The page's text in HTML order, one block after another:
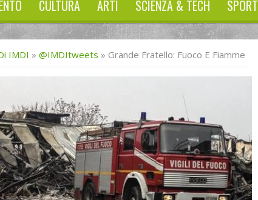
CULTURA ARTI SCIENZA & TECH SPORT
IMDI » @IMDItweets » Grande Fratello: Fuoco E Fiamme